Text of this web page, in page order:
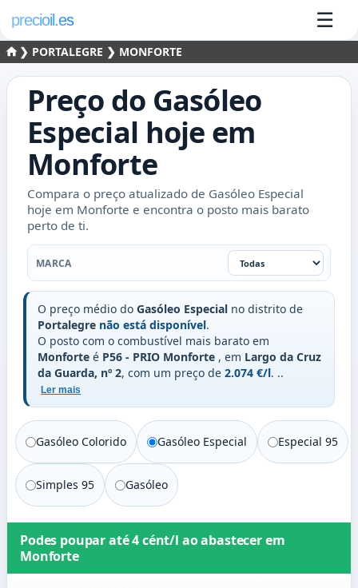
precioil.es ☰
❯ PORTALEGRE ❯ MONFORTE
Preço do Gasóleo
Especial hoje em
Monforte
Compara o preço atualizado de Gasóleo Especial
hoje em Monforte e encontra o posto mais barato
perto de ti.
Marca
MARCA
O preço médio do Gasóleo Especial no distrito de
Portalegre não está disponível.
O posto com o combustível mais barato em
Monforte é P56 - PRIO Monforte , em Largo da Cruz
da Guarda, nº 2, com um preço de 2.074 €/l. ..
Ler mais
Gasóleo Colorido Gasóleo Especial Especial 95
Simples 95 Gasóleo
Podes poupar até4 cént/l ao abastecer em
Monforte